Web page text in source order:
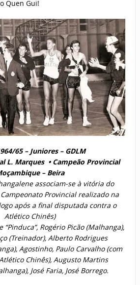
Quen Gui!
65 – Juniores – GDLM
L. Marques • Campeão Provincial
– Beira
associam-se à vitória do
Provincial realizado na
após a final disputada contra o
Atlético Chinês)
“Pinduca”, Rogério Picão (Malhanga),
(Treinador), Alberto Rodrigues
Agostinho, Paulo Carvalho (com
Chinês), Augusto Martins
José Faria, José Borrego.